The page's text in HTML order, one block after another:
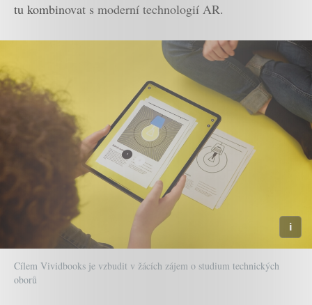
tu kombinovat s moderní technologií AR.
Cílem Vividbooks je vzbudit v žácích zájem o studium technických
oborů